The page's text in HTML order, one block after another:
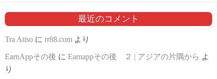
最近のコメント
Tra Atiso に rr88.com より
EarnAppその後 に Earnappその後 ２ | アジアの片隅から よ
り